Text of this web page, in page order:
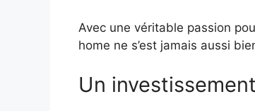
Avec une véritable passion
home ne s’est jamais aussi
Un